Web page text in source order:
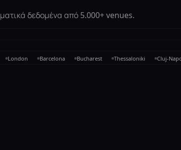
δεδομένα από 5.000+ venues.
London Barcelona Bucharest Thessaloniki Cluj-